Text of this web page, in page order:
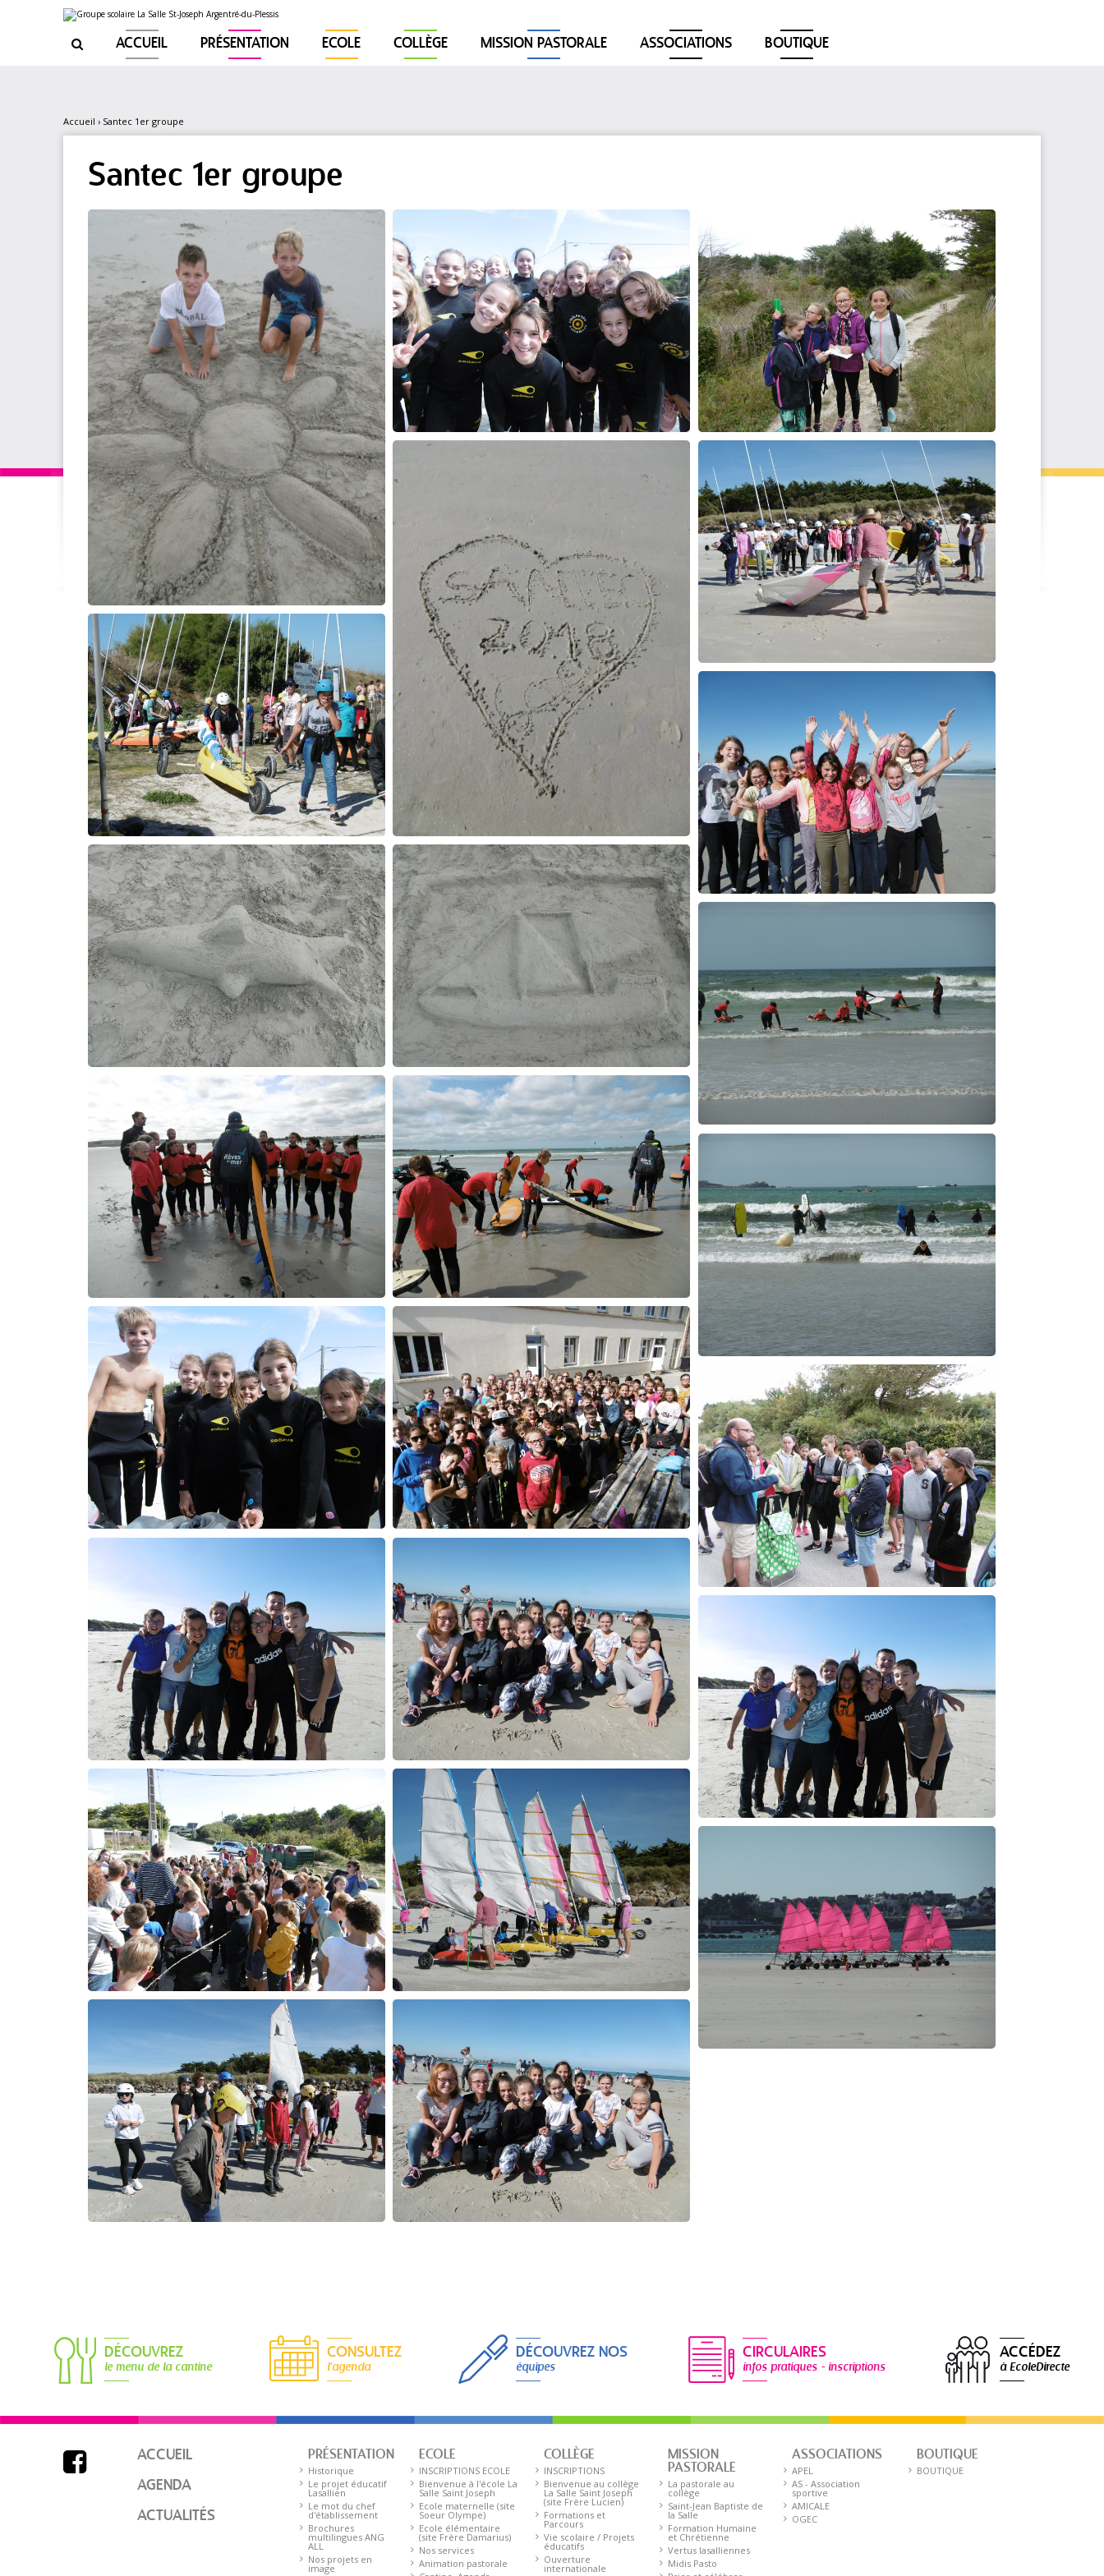
 ACCUEIL PRÉSENTATION ECOLE COLLÈGE MISSION PASTORALE ASSOCIATIONS BOUTIQUE
Accueil › Santec 1er groupe
Santec 1er groupe
DÉCOUVREZ
le menu de la cantine
CONSULTEZ
l'agenda
DÉCOUVREZ NOS
équipes
CIRCULAIRES
infos pratiques - inscriptions
ACCÉDEZ
à EcoleDirecte

ACCUEIL
AGENDA
ACTUALITÉS
PRÉSENTATION
Historique
Le projet éducatif
Lasallien
Le mot du chef
d'établissement
Brochures
multilingues ANG
ALL
Nos projets en
image
ECOLE
INSCRIPTIONS ECOLE
Bienvenue à l'école La
Salle Saint Joseph
Ecole maternelle (site
Soeur Olympe)
Ecole élémentaire
(site Frère Damarius)
Nos services
Animation pastorale
COLLÈGE
INSCRIPTIONS
Bienvenue au collège
La Salle Saint Joseph
(site Frère Lucien)
Formations et
Parcours
Vie scolaire / Projets
éducatifs
Ouverture
internationale
MISSION
PASTORALE
La pastorale au
collège
Saint-Jean Baptiste de
la Salle
Formation Humaine
et Chrétienne
Vertus lasalliennes
Midis Pasto
ASSOCIATIONS
APEL
AS - Association
sportive
AMICALE
OGEC
BOUTIQUE
BOUTIQUE